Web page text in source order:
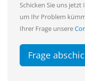
Schicken Sie uns
um Ihr Problem
Ihrer Frage unsere
Frage